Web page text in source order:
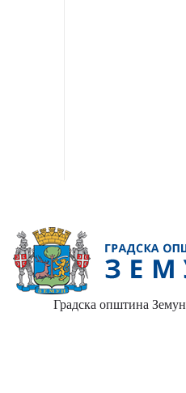
Градска општина Земун